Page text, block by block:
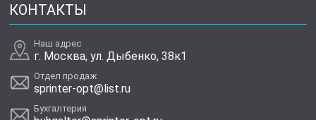
КОНТАКТЫ
Наш адрес
г. Москва, ул. Дыбенко, 38к1
Отдел продаж
sprinter-opt@list.ru
Бухгалтерия